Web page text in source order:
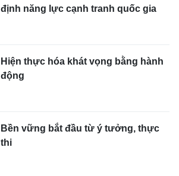
định năng lực cạnh tranh quốc gia
Hiện thực hóa khát vọng bằng hành
động
Bền vững bắt đầu từ ý tưởng, thực
thi